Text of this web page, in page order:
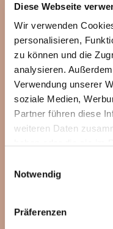
Diese Webseite
Wir verwenden
personalisieren,
zu können und die
analysieren.
Verwendung unserer
soziale Medien,
Partner führen diese
weiteren Daten
Notwendig
Präferenzen